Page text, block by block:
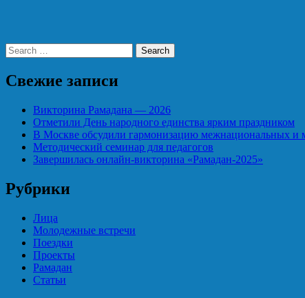
Search
Свежие записи
Викторина Рамадана — 2026
Отметили День народного единства ярким праздником
В Москве обсудили гармонизацию межнациональных и
Методический семинар для педагогов
Завершилась онлайн-викторина «Рамадан-2025»
Рубрики
Лица
Молодежные встречи
Поездки
Проекты
Рамадан
Статьи